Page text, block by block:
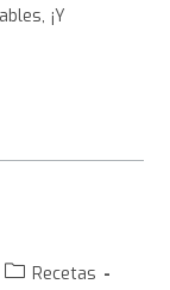
¡y
Recetas